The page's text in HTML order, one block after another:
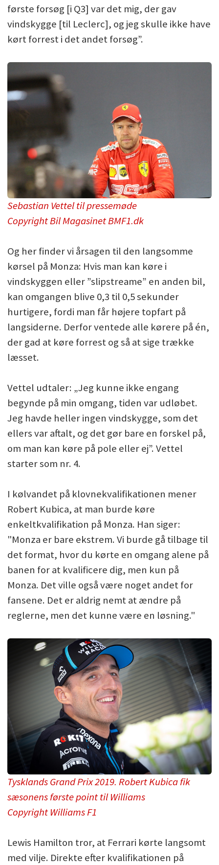
første forsøg [i Q3] var det mig, der gav
vindskygge [til Leclerc], og jeg skulle ikke have
kørt forrest i det andet forsøg”.
Sebastian Vettel til pressemøde
Copyright Bil Magasinet BMF1.dk
Og her finder vi årsagen til den langsomme
kørsel på Monza: Hvis man kan køre i
vindskyggen eller ”slipstreame” en anden bil,
kan omgangen blive 0,3 til 0,5 sekunder
hurtigere, fordi man får højere topfart på
langsiderne. Derfor ventede alle kørere på én,
der gad at køre forrest og så at sige trække
læsset.
Vettel udtaler: „Jeg kunne ikke engang
begynde på min omgang, tiden var udløbet.
Jeg havde heller ingen vindskygge, som det
ellers var aftalt, og det gør bare en forskel på,
om man kan køre på pole eller ej”. Vettel
starter som nr. 4.
I kølvandet på klovnekvalifikationen mener
Robert Kubica, at man burde køre
enkeltkvalifikation på Monza. Han siger:
"Monza er bare ekstrem. Vi burde gå tilbage til
det format, hvor du kørte en omgang alene på
banen for at kvalificere dig, men kun på
Monza. Det ville også være noget andet for
fansene. Det er aldrig nemt at ændre på
reglerne, men det kunne være en løsning."
Tysklands Grand Prix 2019. Robert Kubica fik
sæsonens første point til Williams
Copyright Williams F1
Lewis Hamilton tror, at Ferrari kørte langsomt
med vilje. Direkte efter kvalifikationen på